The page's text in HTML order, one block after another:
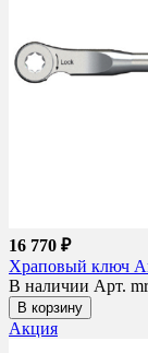
16 770 ₽
Храповый ключ
В наличии Арт.
В корзину
Акция